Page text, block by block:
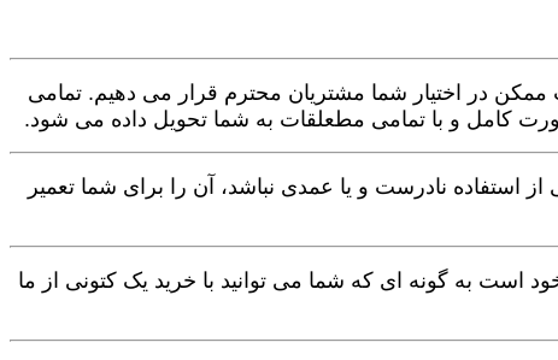
ممکن در اختیار شما مشتریان محترم قرار می دهیم. تمامی
کتونی و ناشی از استفاده نادرست و یا عمدی نباشد، آن را برای شما تعمیر
است به گونه ای که شما می توانید با خرید یک کتونی از ما